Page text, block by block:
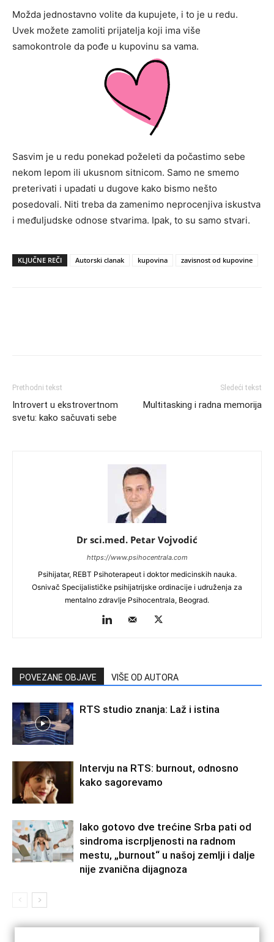
Možda jednostavno volite da kupujete, i to je u redu.
Uvek možete zamoliti prijatelja koji ima više
samokontrole da pođe u kupovinu sa vama.
Sasvim je u redu ponekad poželeti da počastimo sebe
nekom lepom ili ukusnom sitnicom. Samo ne smemo
preterivati i upadati u dugove kako bismo nešto
posedovali. Niti treba da zamenimo neprocenjiva iskustva
i međuljudske odnose stvarima. Ipak, to su samo stvari.
KLJUČNE REČI Autorski clanak kupovina zavisnost od kupovine
Prethodni tekst
Introvert u ekstrovertnom
svetu: kako sačuvati sebe
Sledeći tekst
Multitasking i radna memorija
Dr sci.med. Petar Vojvodić
https://www.psihocentrala.com
Psihijatar, REBT Psihoterapeut i doktor medicinskih nauka.
Osnivač Specijalističke psihijatrijske ordinacije i udruženja za
mentalno zdravlje Psihocentrala, Beograd.
POVEZANE OBJAVE VIŠE OD AUTORA
RTS studio znanja: Laž i istina
Intervju na RTS: burnout, odnosno
kako sagorevamo
Iako gotovo dve trećine Srba pati od
sindroma iscrpljenosti na radnom
mestu, „burnout“ u našoj zemlji i dalje
nije zvanična dijagnoza